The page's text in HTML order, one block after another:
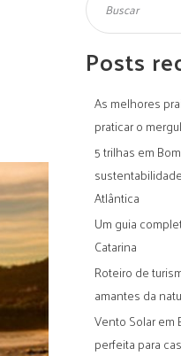
Posts
As melhores
praticar o
5 trilhas em
Atlântica
Um guia
Catarina
Roteiro de
amantes da
Vento Solar em
perfeita para